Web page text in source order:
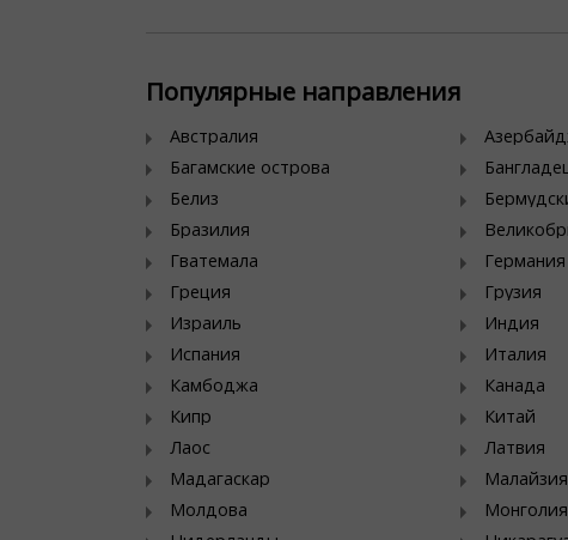
Популярные направления
Австралия
Багамские острова
Белиз
Бразилия
Гватемала
Германия
Греция
Грузия
Израиль
Индия
Испания
Италия
Камбоджа
Канада
Кипр
Китай
Лаос
Латвия
Мадагаскар
Малайзия
Молдова
Монголия